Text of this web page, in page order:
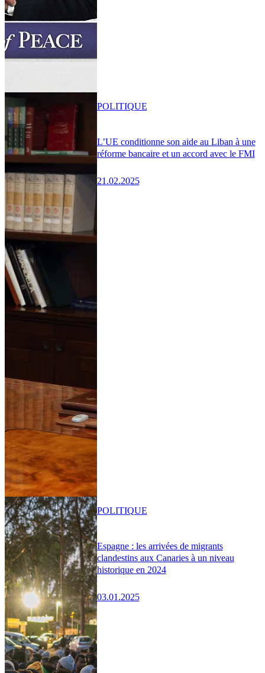
L’UE conditionne son aide au Liban à une
réforme bancaire et un accord avec le FMI
21.02.2025
POLITIQUE
Espagne : les arrivées de migrants
clandestins aux Canaries à un niveau
historique en 2024
03.01.2025
POLITIQUE